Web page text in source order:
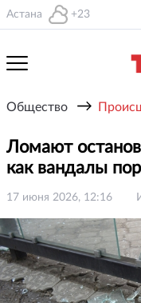
Астана +23
Общество →
Ломают
как вандалы
17 июня 2026, 12:16